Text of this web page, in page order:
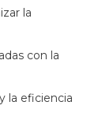
la
con la
la eficiencia